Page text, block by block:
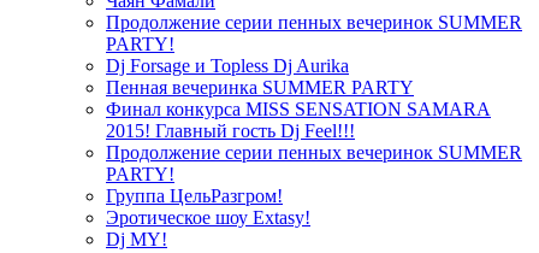
Продолжение серии пенных вечеринок SUMMER
PARTY!
Dj Forsage и Topless Dj Aurika
Пенная вечеринка SUMMER PARTY
Финал конкурса MISS SENSATION SAMARA
2015! Главный гость Dj Feel!!!
Продолжение серии пенных вечеринок SUMMER
PARTY!
Группа ЦельРазгром!
Эротическое шоу Extasy!
Dj MY!